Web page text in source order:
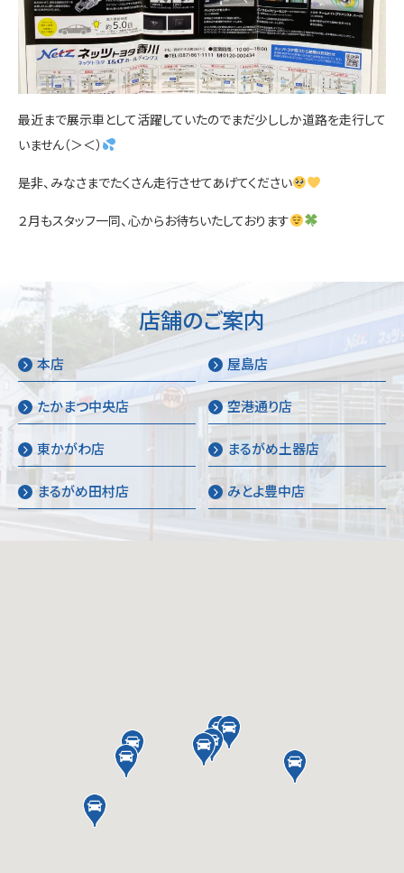
最近まで展示車として活躍していたのでまだ少ししか道路を走行して
いません（＞＜）
是非、みなさまでたくさん走行させてあげてください
２月もスタッフ一同、心からお待ちいたしております
店舗のご案内
本店 屋島店
たかまつ中央店 空港通り店
東かがわ店 まるがめ土器店
まるがめ田村店 みとよ豊中店